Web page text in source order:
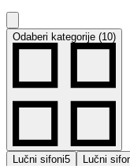
Odaberi kategorije (10)
Lučni sifoni5 Lučni